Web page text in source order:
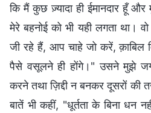
कि मैं कुछ ज़्यादा ही ईमानदार हूँ और
मेरे बहनोई को भी यही लगता था।
जी रहे हैं, आप चाहे जो करें, क़ाबिल
पैसे वसूलने ही होंगे।" उसने मुझे
करने तथा ज़िद्दी न बनकर दूसरों की
बातें भी कहीं, "धूर्तता के बिना धन